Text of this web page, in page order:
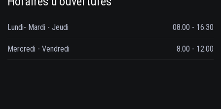
Lundi- Mardi - Jeudi 08.00 - 16.30
Mercredi - Vendredi 8.00 - 12.00